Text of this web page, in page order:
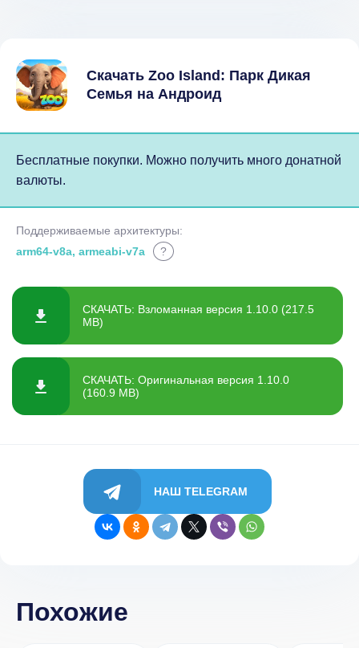
Скачать Zoo Island: Парк Дикая
Семья на Андроид
Бесплатные покупки. Можно получить много донатной
валюты.
Поддерживаемые архитектуры:
arm64-v8a, armeabi-v7a
?
СКАЧАТЬ: Взломанная версия 1.10.0 (217.5
MB)
СКАЧАТЬ: Оригинальная версия 1.10.0
(160.9 MB)
НАШ TELEGRAM
Похожие